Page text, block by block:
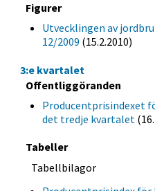
Figurer
Utvecklingen av
12/2009 (15.2.2010)
3:e kvartalet
Offentliggöranden
Producentprisindexet
det tredje kvartalet
Tabeller
Tabellbilagor